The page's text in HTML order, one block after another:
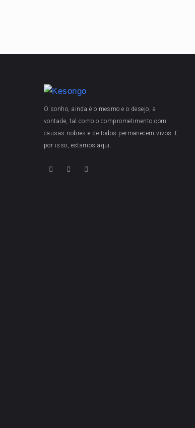
O sonho, ainda é o mesmo e o desejo, a
vontade, tal como o comprometimento com
causas nobres e de todos permanecem vivos. E
por isso, estamos aqui.